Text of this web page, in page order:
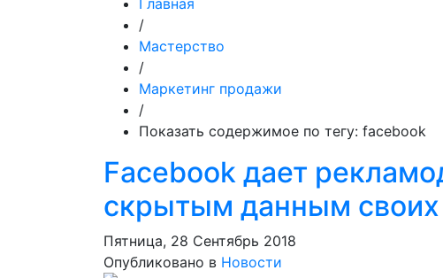
Главная
/
Мастерство
/
Маркетинг продажи
/
Показать содержимое по тегу: facebook
Facebook дает
скрытым данным своих
Пятница, 28 Сентябрь 2018
Опубликовано в Новости